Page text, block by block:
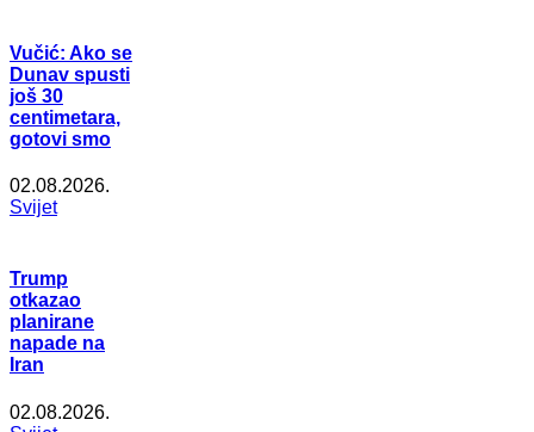
Vučić: Ako se
Dunav spusti
još 30
centimetara,
gotovi smo
02.08.2026.
Svijet
Trump
otkazao
planirane
napade na
Iran
02.08.2026.